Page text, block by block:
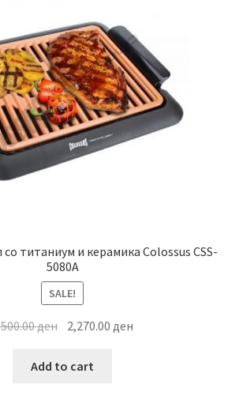
титаниум и керамика Colossus CSS-
5080A
SALE!
ден Original
was:
2,270.00 ден
Add to cart